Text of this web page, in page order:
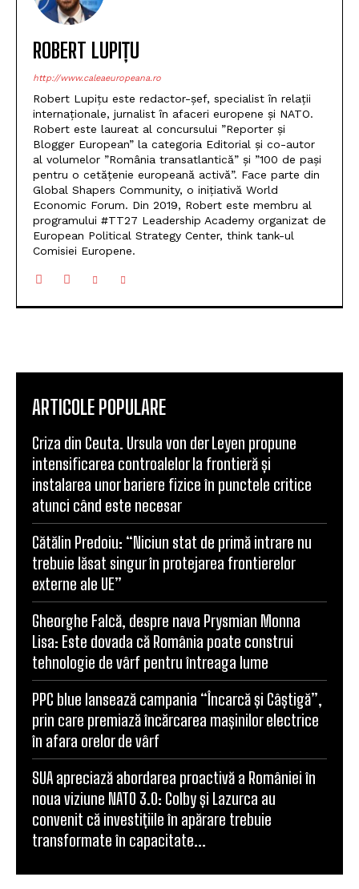
ROBERT LUPIȚU
http://www.caleaeuropeana.ro
Robert Lupițu este redactor-șef, specialist în relații
internaționale, jurnalist în afaceri europene și NATO.
Robert este laureat al concursului ”Reporter și
Blogger European” la categoria Editorial și co-autor
al volumelor ”România transatlantică” și ”100 de pași
pentru o cetățenie europeană activă”. Face parte din
Global Shapers Community, o inițiativă World
Economic Forum. Din 2019, Robert este membru al
programului #TT27 Leadership Academy organizat de
European Political Strategy Center, think tank-ul
Comisiei Europene.
ARTICOLE POPULARE
Criza din Ceuta. Ursula von der Leyen propune
intensificarea controalelor la frontieră și
instalarea unor bariere fizice în punctele critice
atunci când este necesar
Cătălin Predoiu: “Niciun stat de primă intrare nu
trebuie lăsat singur în protejarea frontierelor
externe ale UE”
Gheorghe Falcă, despre nava Prysmian Monna
Lisa: Este dovada că România poate construi
tehnologie de vârf pentru întreaga lume
PPC blue lansează campania “Încarcă și Câștigă”,
prin care premiază încărcarea mașinilor electrice
în afara orelor de vârf
SUA apreciază abordarea proactivă a României în
noua viziune NATO 3.0: Colby și Lazurca au
convenit că investițiile în apărare trebuie
transformate în capacitate...